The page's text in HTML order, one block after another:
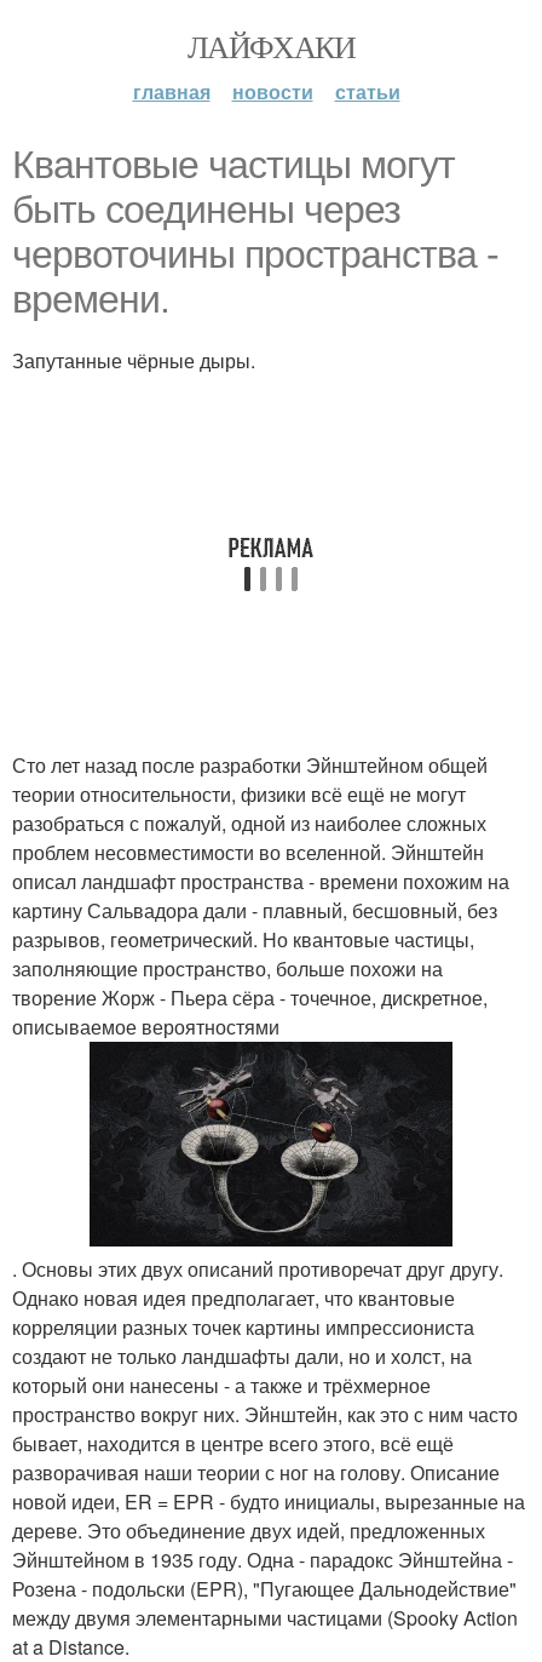
ЛАЙФХАКИ
главная новости статьи
Квантовые частицы могут
быть соединены через
червоточины пространства -
времени.
Запутанные чёрные дыры.
Сто лет назад после разработки Эйнштейном общей
теории относительности, физики всё ещё не могут
разобраться с пожалуй, одной из наиболее сложных
проблем несовместимости во вселенной. Эйнштейн
описал ландшафт пространства - времени похожим на
картину Сальвадора дали - плавный, бесшовный, без
разрывов, геометрический. Но квантовые частицы,
заполняющие пространство, больше похожи на
творение Жорж - Пьера сёра - точечное, дискретное,
описываемое вероятностями
. Основы этих двух описаний противоречат друг другу.
Однако новая идея предполагает, что квантовые
корреляции разных точек картины импрессиониста
создают не только ландшафты дали, но и холст, на
который они нанесены - а также и трёхмерное
пространство вокруг них. Эйнштейн, как это с ним часто
бывает, находится в центре всего этого, всё ещё
разворачивая наши теории с ног на голову. Описание
новой идеи, ER = EPR - будто инициалы, вырезанные на
дереве. Это объединение двух идей, предложенных
Эйнштейном в 1935 году. Одна - парадокс Эйнштейна -
Розена - подольски (EPR), "Пугающее Дальнодействие"
между двумя элементарными частицами (Spooky Action
at a Distance.